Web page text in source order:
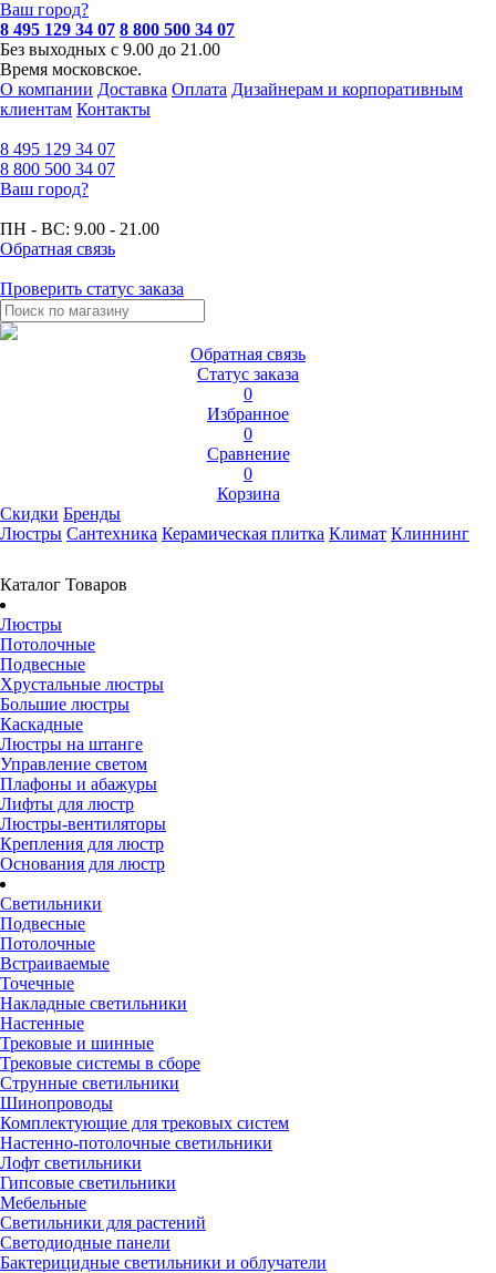
Ваш город?
8 495 129 34 07 8 800 500 34 07
Без выходных с 9.00 до 21.00
Время московское.
О компании Доставка Оплата Дизайнерам и корпоративным
клиентам Контакты
8 495 129 34 07
8 800 500 34 07
Ваш город?
ПН - ВС: 9.00 - 21.00
Обратная связь
Проверить статус заказа
Обратная связь
Статус заказа
0
Избранное
0
Сравнение
0
Корзина
Скидки Бренды
Люстры Сантехника Керамическая плитка Климат Клиннинг
Каталог Товаров
Люстры
Потолочные
Подвесные
Хрустальные люстры
Большие люстры
Каскадные
Люстры на штанге
Управление светом
Плафоны и абажуры
Лифты для люстр
Люстры-вентиляторы
Крепления для люстр
Основания для люстр
Светильники
Подвесные
Потолочные
Встраиваемые
Точечные
Накладные светильники
Настенные
Трековые и шинные
Трековые системы в сборе
Струнные светильники
Шинопроводы
Комплектующие для трековых систем
Настенно-потолочные светильники
Лофт светильники
Гипсовые светильники
Мебельные
Светильники для растений
Светодиодные панели
Бактерицидные светильники и облучатели